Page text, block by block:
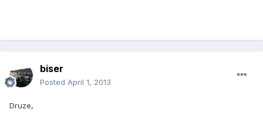
biser
Posted April 1, 2013
Druze,